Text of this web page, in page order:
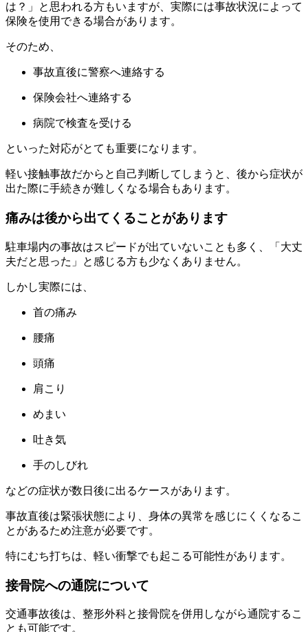
は？」と思われる方もいますが、実際には事故状況によって
保険を使用できる場合があります。
そのため、
事故直後に警察へ連絡する
保険会社へ連絡する
病院で検査を受ける
といった対応がとても重要になります。
軽い接触事故だからと自己判断してしまうと、後から症状が
出た際に手続きが難しくなる場合もあります。
痛みは後から出てくることがあります
駐車場内の事故はスピードが出ていないことも多く、「大丈
夫だと思った」と感じる方も少なくありません。
しかし実際には、
首の痛み
腰痛
頭痛
肩こり
めまい
吐き気
手のしびれ
などの症状が数日後に出るケースがあります。
事故直後は緊張状態により、身体の異常を感じにくくなるこ
とがあるため注意が必要です。
特にむち打ちは、軽い衝撃でも起こる可能性があります。
接骨院への通院について
交通事故後は、整形外科と接骨院を併用しながら通院するこ
とも可能です。